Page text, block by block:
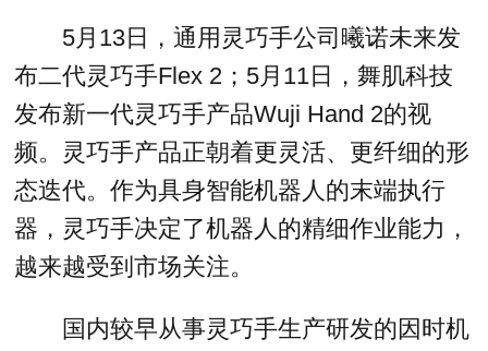
5月13日，通用灵巧手公司曦诺未来发
布二代灵巧手Flex 2；5月11日，舞肌科技
发布新一代灵巧手产品Wuji Hand 2的视
频。灵巧手产品正朝着更灵活、更纤细的形
态迭代。作为具身智能机器人的末端执行
器，灵巧手决定了机器人的精细作业能力，
越来越受到市场关注。
国内较早从事灵巧手生产研发的因时机